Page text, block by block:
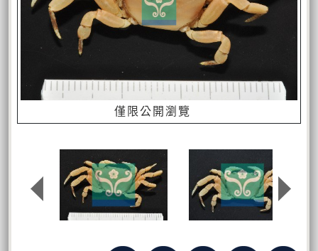
僅限公開瀏覽